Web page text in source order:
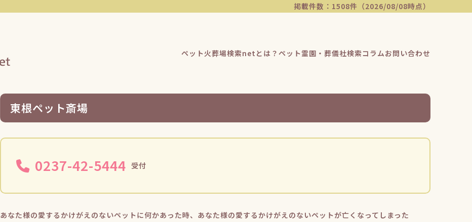
掲載件数：1508件（2026/08/08時点）
ペット火葬場検索netとは？ ペット霊園・葬儀社検索コラムお問い合わせ
東根ペット斎場
0237-42-5444 受付
あなた様の愛するかけがえのないペットに何かあった時、あなた様の愛するかけがえのないペットが亡くなってしまった